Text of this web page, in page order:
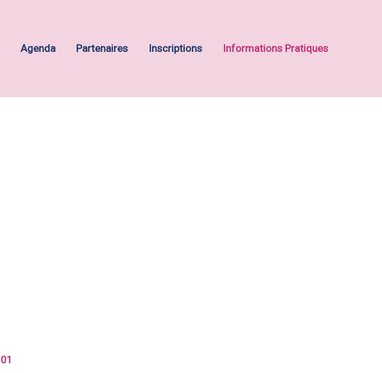
Agenda Partenaires Inscriptions Informations Pratiques
01